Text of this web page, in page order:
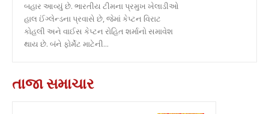
બહાર આવ્યું છે. ભારતીય ટીમના પ્રમુખ ખેલાડીઓ
હાલ ઈંગ્લેન્ડના પ્રવાસે છે, જેમાં કેપ્ટન વિરાટ
કોહલી અને વાઈસ કેપ્ટન રોહિત શર્માનો સમાવેશ
થાય છે. બંને ફોર્મેટ માટેની...
તાજા સમાચાર